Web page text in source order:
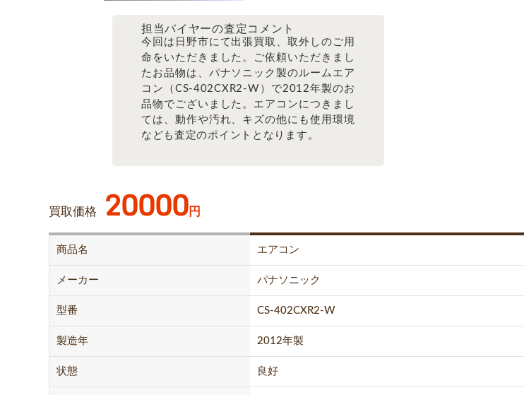
担当バイヤーの査定コメント
今回は日野市にて出張買取、取外しのご用
命をいただきました。ご依頼いただきまし
たお品物は、パナソニック製のルームエア
コン（CS-402CXR2-W）で2012年製のお
品物でございました。エアコンにつきまし
ては、動作や汚れ、キズの他にも使用環境
なども査定のポイントとなります。
買取価格 20000円
商品名 エアコン
メーカー パナソニック
型番 CS-402CXR2-W
製造年 2012年製
状態 良好